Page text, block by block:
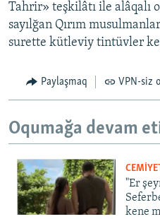
Tahrir» teşkilâtı ile alâqalı
sayılğan Qırım
surette kütleviy tintüvler
Paylaşmaq VPN-siz
Oqumağa devam
"Er
kene